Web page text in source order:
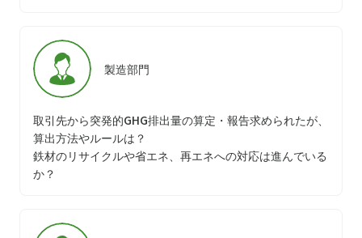
製造部門
取引先から突発的GHG排出量の算定・報告求められたが、
算出方法やルールは？
鉄材のリサイクルや省エネ、再エネへの対応は進んでいる
か？